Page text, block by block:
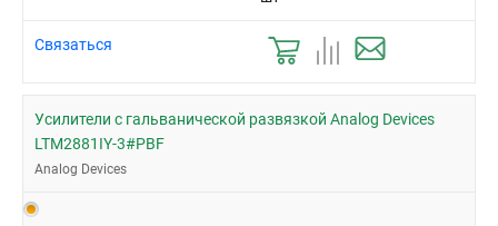
Связаться
Усилители с гальванической развязкой Analog Devices
LTM2881IY-3#PBF
Analog Devices